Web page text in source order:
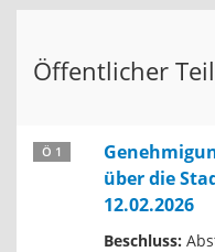
Öffentlicher
Ö 1
über die
12.02.2026
Beschluss: